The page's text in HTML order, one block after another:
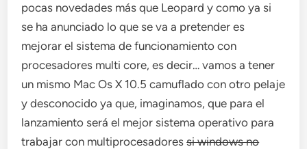
pocas novedades más que Leopard y como ya si
se ha anunciado lo que se va a pretender es
mejorar el sistema de funcionamiento con
procesadores multi core, es decir… vamos a tener
un mismo Mac Os X 10.5 camuflado con otro pelaje
y desconocido ya que, imaginamos, que para el
lanzamiento será el mejor sistema operativo para
trabajar con multiprocesadoressi windows no